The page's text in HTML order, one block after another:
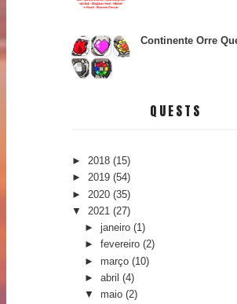
Continente Orre
QUESTS
► 2018 (15)
► 2019 (54)
► 2020 (35)
▼ 2021 (27)
► janeiro (1)
► fevereiro (2)
► março (10)
► abril (4)
▼ maio (2)